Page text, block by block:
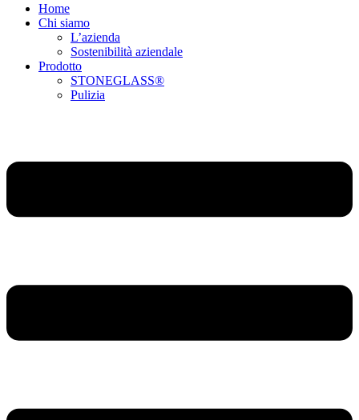
Home
Chi siamo
L’azienda
Sostenibilità aziendale
Prodotto
STONEGLASS®
Pulizia